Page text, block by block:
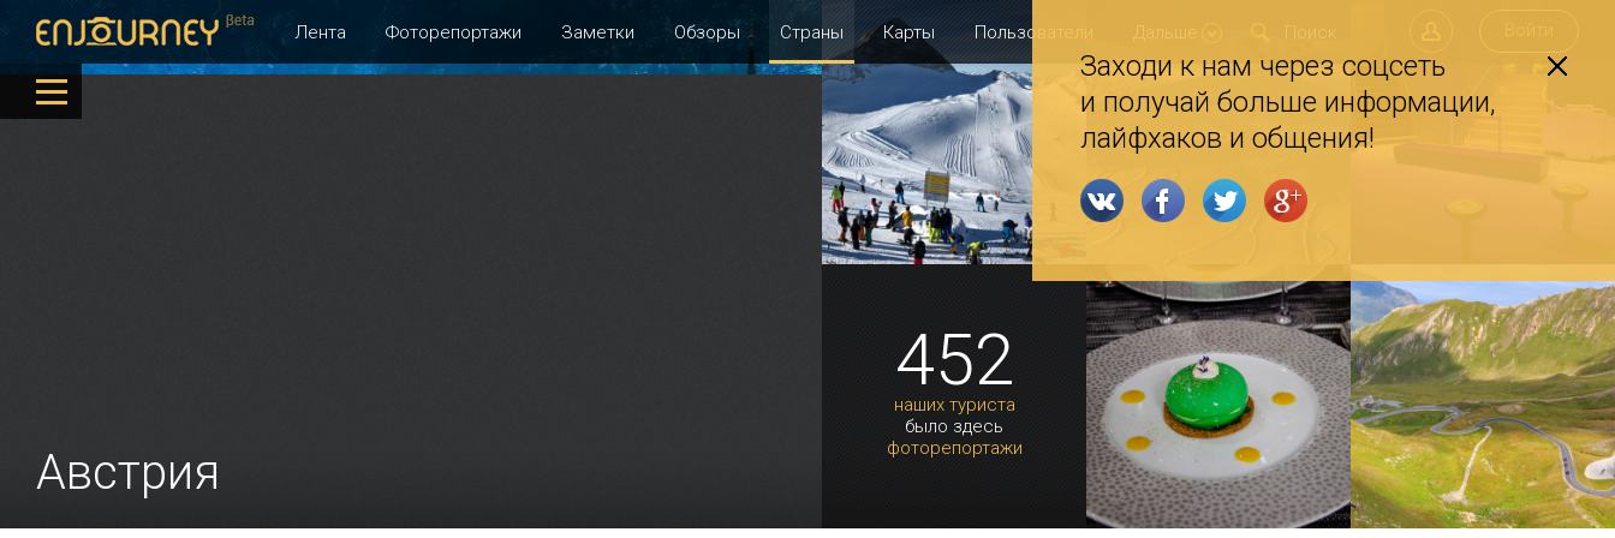
Войти
Лента Фоторепортажи Заметки Обзоры Страны Карты Пользователи Дальше
452
наших туриста
было здесь
фоторепортажи
Австрия
Заходи к нам через соцсеть
и получай больше информации,
лайфхаков и общения!